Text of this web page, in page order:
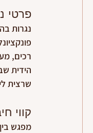
פרטי
נגרות
רכים,
הידית
שרצית
קווי
מפגש